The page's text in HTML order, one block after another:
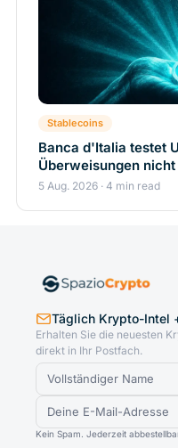
Stablecoins
Banca d'Italia testet
Überweisungen
5 Aug. 2026 · 4 min read
Täglich Krypto-Intel
Erhalten Sie die neuesten
direkt in Ihr Postfach.
Kein Spam. Jederzeit